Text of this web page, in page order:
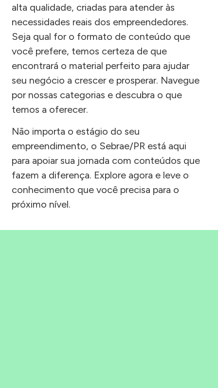
alta qualidade, criadas para atender às
necessidades reais dos empreendedores.
Seja qual for o formato de conteúdo que
você prefere, temos certeza de que
encontrará o material perfeito para ajudar
seu negócio a crescer e prosperar. Navegue
por nossas categorias e descubra o que
temos a oferecer.
Não importa o estágio do seu
empreendimento, o Sebrae/PR está aqui
para apoiar sua jornada com conteúdos que
fazem a diferença. Explore agora e leve o
conhecimento que você precisa para o
próximo nível.